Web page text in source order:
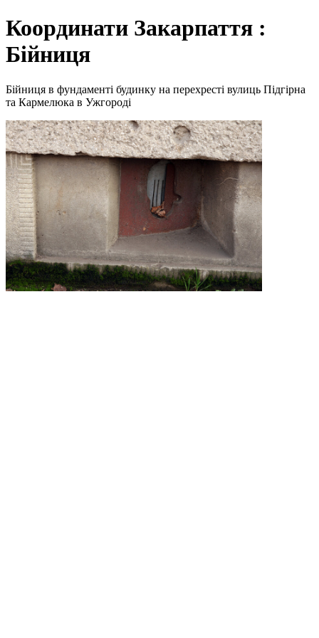
Координати Закарпаття :
Бійниця
Бійниця в фундаменті будинку на перехресті вулиць Підгірна
та Кармелюка в Ужгороді